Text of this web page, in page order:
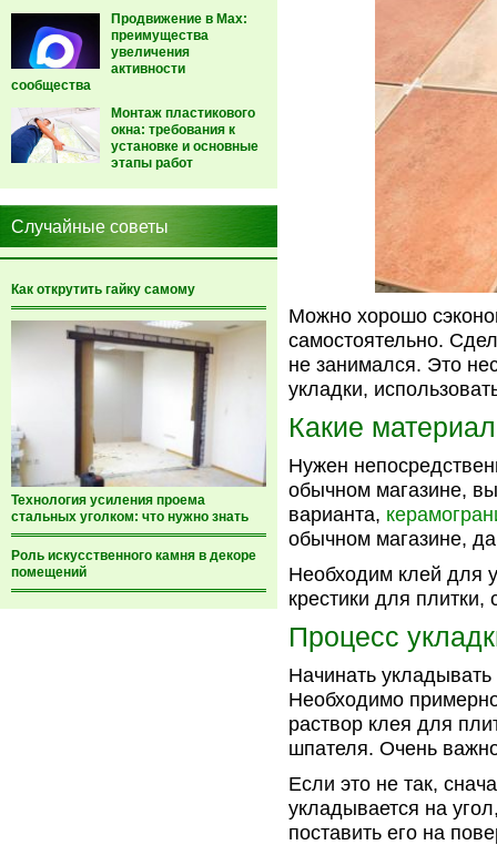
Продвижение в Max:
преимущества
увеличения
активности
сообщества
Монтаж пластикового
окна: требования к
установке и основные
этапы работ
Случайные советы
Как открутить гайку самому
Технология усиления проема
стальных уголком: что нужно знать
Роль искусственного камня в декоре
помещений
Можно хорошо
самостоятельно.
не занимался. Это
укладки,
Какие
Нужен
обычном магазине,
варианта,
обычном магазине,
Необходим клей для
крестики для плитки,
Процесс
Начинать
Необходимо
раствор клея для
шпателя. Очень
Если это не так,
укладывается на
поставить его на